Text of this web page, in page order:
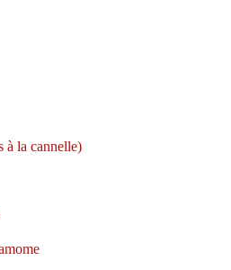
à la cannelle)